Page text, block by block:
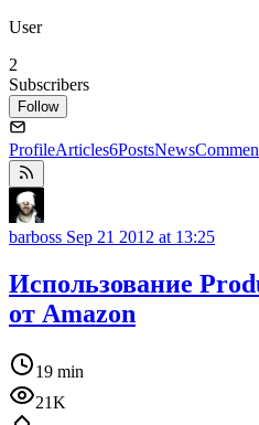
User
2
Subscribers
Follow
ProfileArticles6PostsNews
barboss Sep 21 2012 at 13:25
Использование
от Amazon
19 min
21K